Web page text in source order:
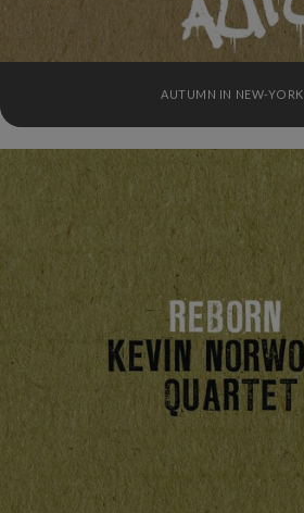
AUTUMN IN NEW-YORK